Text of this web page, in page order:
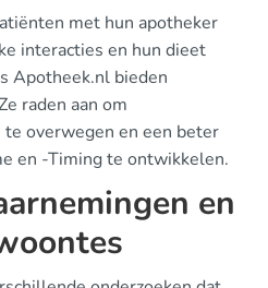
met hun apotheker
interacties en hun dieet
Apotheek.nl bieden
raden aan om
overwegen en een beter
en -Timing te ontwikkelen.
en